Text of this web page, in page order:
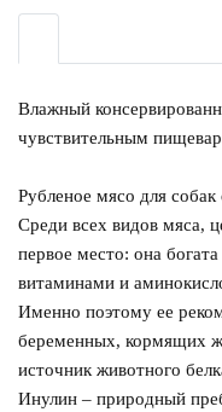
Влажный
чувствительным
Рубленое мясо для
Среди всех видов мяса,
первое место: она
витаминами и
Именно поэтому ее
беременных, кормящих
источник животного
Инулин – природный